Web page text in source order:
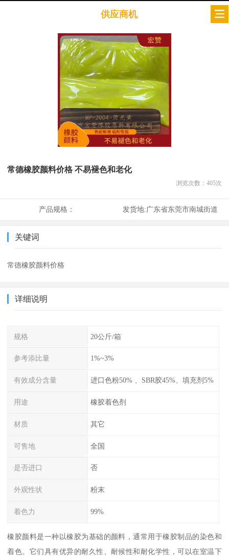
供应商机
常德橡胶颜料价格 不易褪色和老化
浏览次数： 405次
产品规格： 发货地:广东省东莞市南城街道
关键词
常德橡胶颜料价格
详细说明
规格 20公斤/箱
参考添比量 1%~3%
有效成分含量 进口色粉50% 、SBR胶45%、填充剂5%
用途 橡胶着色剂
材质 其它
可售地 全国
是否进口 否
外观性状 粉末
着色力 99%
橡胶颜料是一种以橡胶为基础的颜料，通常用于橡胶制品的染色和
着色。它们具有优异的耐久性、耐候性和耐化学性，可以在室温下